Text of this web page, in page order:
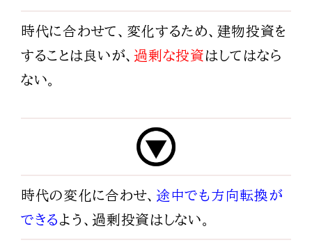
時代に合わせて、変化するため、建物投資を
することは良いが、 過剰な投資 はしてはなら
ない。
時代の変化に合わせ、 途中でも方向転換が
できる よう、過剰投資はしない。